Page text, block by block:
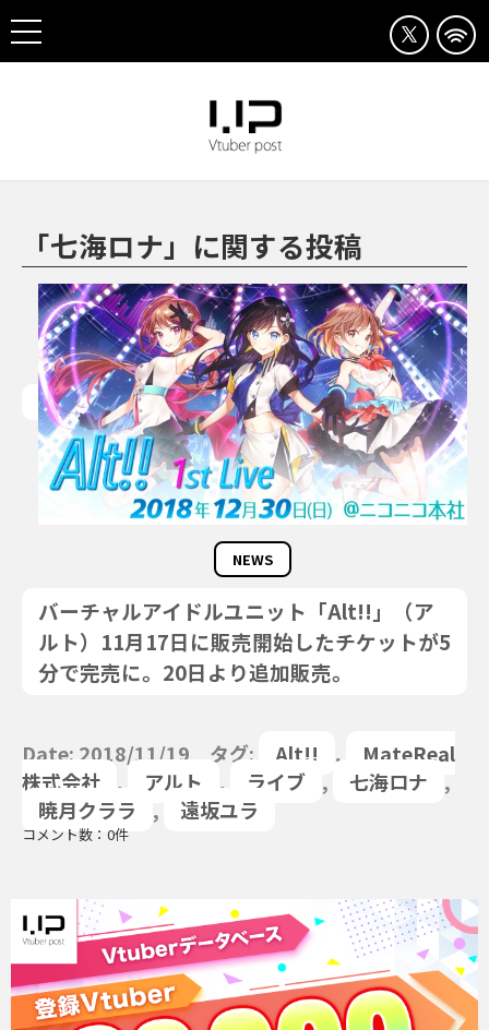
「七海ロナ」に関する投稿
NEWS
バーチャルアイドルユニット「Alt!!」（ア
ルト）11月17日に販売開始したチケットが5
分で完売に。20日より追加販売。
Date: 2018/11/19 タグ: Alt!! ,
MateReal
株式会社
, アルト , ライブ , 七海ロナ
,
暁月クララ
, 遠坂ユラ
コメント数：0件